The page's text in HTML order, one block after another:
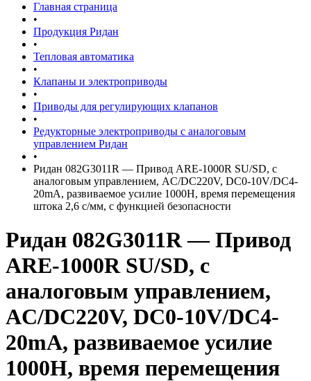
Главная страница
•
Продукция Ридан
•
Тепловая автоматика
•
Клапаны и электроприводы
•
Приводы для регулирующих клапанов
•
Редукторные электроприводы с аналоговым
управлением Ридан
•
Ридан 082G3011R — Привод ARE-1000R SU/SD, с
аналоговым управлением, AC/DC220V, DC0-10V/DC4-
20mA, развиваемое усилие 1000Н, время перемещения
штока 2,6 с/мм, с функцией безопасности
Ридан 082G3011R — Привод
ARE-1000R SU/SD, с
аналоговым управлением,
AC/DC220V, DC0-10V/DC4-
20mA, развиваемое усилие
1000Н, время перемещения